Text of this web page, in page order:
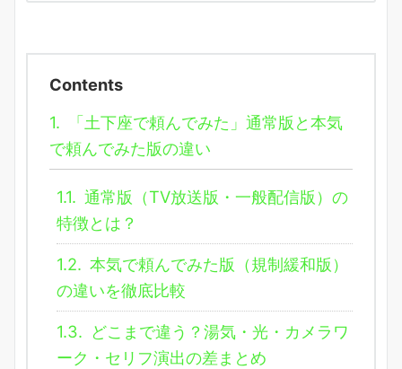
Contents
1.
「土下座で頼んでみた」通常版と本気
で頼んでみた版の違い
1.1. 通常版（TV放送版・一般配信版）の
特徴とは？
1.2. 本気で頼んでみた版（規制緩和版）
の違いを徹底比較
1.3. どこまで違う？湯気・光・カメラワ
ーク・セリフ演出の差まとめ